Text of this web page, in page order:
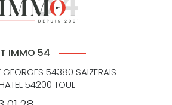
IMMO 54
GEORGES 54380 SAIZERAIS
54200 TOUL